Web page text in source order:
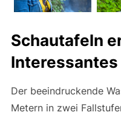
Schautafeln
Interessantes
Der beeindruckende
Metern in zwei